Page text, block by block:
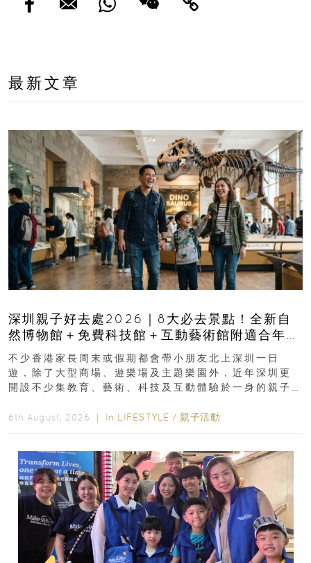
最新文章
深圳親子好去處2026｜8大必去景點！全新自
然博物館＋免費科技館＋互動藝術館附適合年
齡、交通、門票、開放時間
不少香港家長周末或假期都會帶小朋友北上深圳一日
遊，除了大型商場、遊樂場及主題樂園外，近年深圳更
開設不少集教育、藝術、科技及互動體驗於一身的親子
6th August, 2026 ｜ In LIFESTYLE / 親子活動